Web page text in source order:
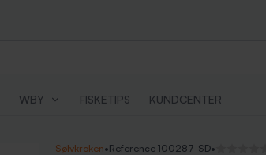
WBY FISKETIPS KUNDCENTER
Sølvkroken•Reference 100287-SD•